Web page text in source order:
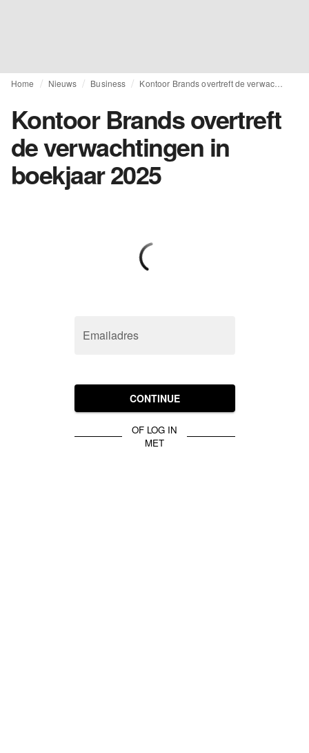
Home Nieuws Business Kontoor Brands overtreft de verwachtingen in boekjaar 2025
Kontoor Brands overtreft
de verwachtingen in
boekjaar 2025
Emailadres
CONTINUE
OF LOG IN
MET